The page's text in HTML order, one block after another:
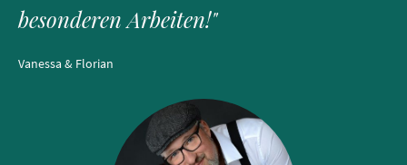
besonderen Arbeiten!"
Vanessa & Florian